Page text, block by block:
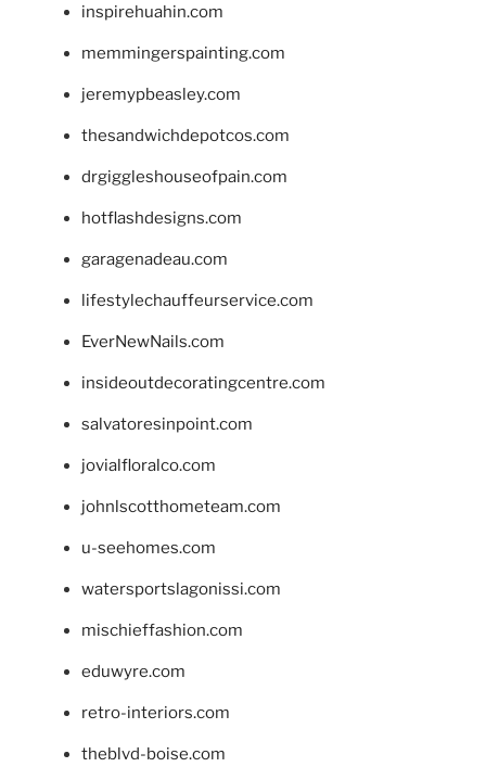
inspirehuahin.com
memmingerspainting.com
jeremypbeasley.com
thesandwichdepotcos.com
drgiggleshouseofpain.com
hotflashdesigns.com
garagenadeau.com
lifestylechauffeurservice.com
EverNewNails.com
insideoutdecoratingcentre.com
salvatoresinpoint.com
jovialfloralco.com
johnlscotthometeam.com
u-seehomes.com
watersportslagonissi.com
mischieffashion.com
eduwyre.com
retro-interiors.com
theblvd-boise.com